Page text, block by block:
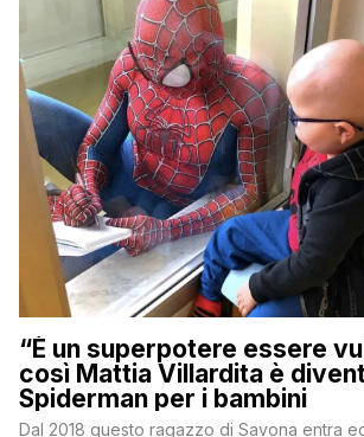
“È un superpotere essere
così Mattia Villardita è
Spiderman per i bambini
Dal 2018 questo ragazzo di Savona entra